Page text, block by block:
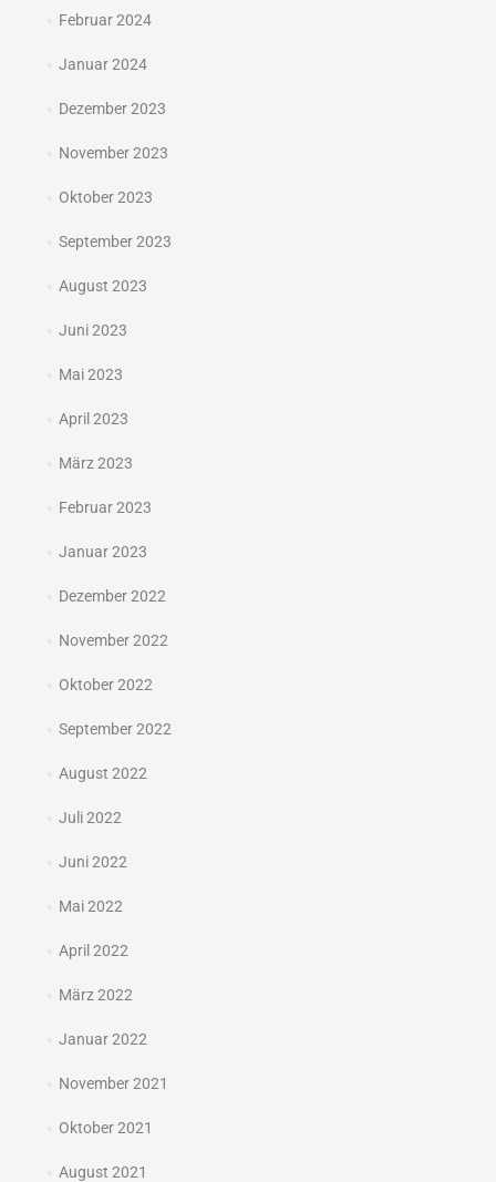
Februar 2024
Januar 2024
Dezember 2023
November 2023
Oktober 2023
September 2023
August 2023
Juni 2023
Mai 2023
April 2023
März 2023
Februar 2023
Januar 2023
Dezember 2022
November 2022
Oktober 2022
September 2022
August 2022
Juli 2022
Juni 2022
Mai 2022
April 2022
März 2022
Januar 2022
November 2021
Oktober 2021
August 2021